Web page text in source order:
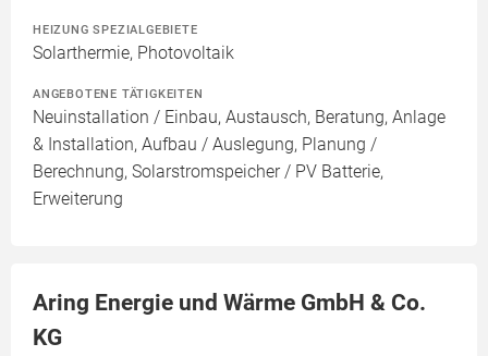
HEIZUNG SPEZIALGEBIETE
Solarthermie, Photovoltaik
ANGEBOTENE TÄTIGKEITEN
Neuinstallation / Einbau, Austausch, Beratung, Anlage
& Installation, Aufbau / Auslegung, Planung /
Berechnung, Solarstromspeicher / PV Batterie,
Erweiterung
Aring Energie und Wärme GmbH & Co.
KG